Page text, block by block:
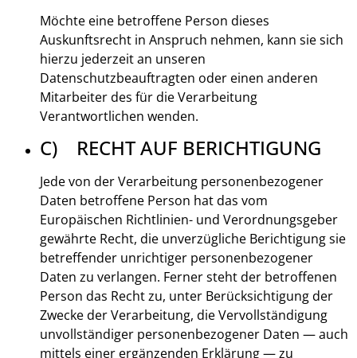
Möchte eine betroffene Person dieses
Auskunftsrecht in Anspruch nehmen, kann sie sich
hierzu jederzeit an unseren
Datenschutzbeauftragten oder einen anderen
Mitarbeiter des für die Verarbeitung
Verantwortlichen wenden.
C) RECHT AUF BERICHTIGUNG
Jede von der Verarbeitung personenbezogener
Daten betroffene Person hat das vom
Europäischen Richtlinien- und Verordnungsgeber
gewährte Recht, die unverzügliche Berichtigung sie
betreffender unrichtiger personenbezogener
Daten zu verlangen. Ferner steht der betroffenen
Person das Recht zu, unter Berücksichtigung der
Zwecke der Verarbeitung, die Vervollständigung
unvollständiger personenbezogener Daten — auch
mittels einer ergänzenden Erklärung — zu